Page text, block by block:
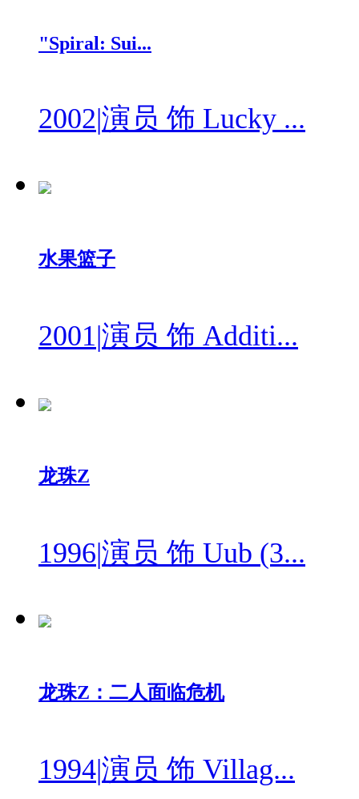
"Spiral: Sui...
2002|演员 饰 Lucky ...
水果篮子
2001|演员 饰 Additi...
龙珠Z
1996|演员 饰 Uub (3...
龙珠Z：二人面临危机
1994|演员 饰 Villag...